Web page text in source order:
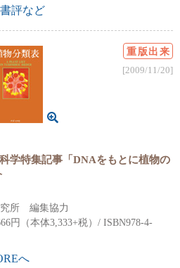
評など
学特集記事「DNAをもとに植物の
究所 編集協力
円（本体3,333+税）/ ISBN978-4-
へ
重版出来
[2009/11/20]